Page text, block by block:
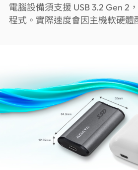
電腦設備須支援 USB 3.2 Gen 2
程式。實際速度會因主機軟硬體